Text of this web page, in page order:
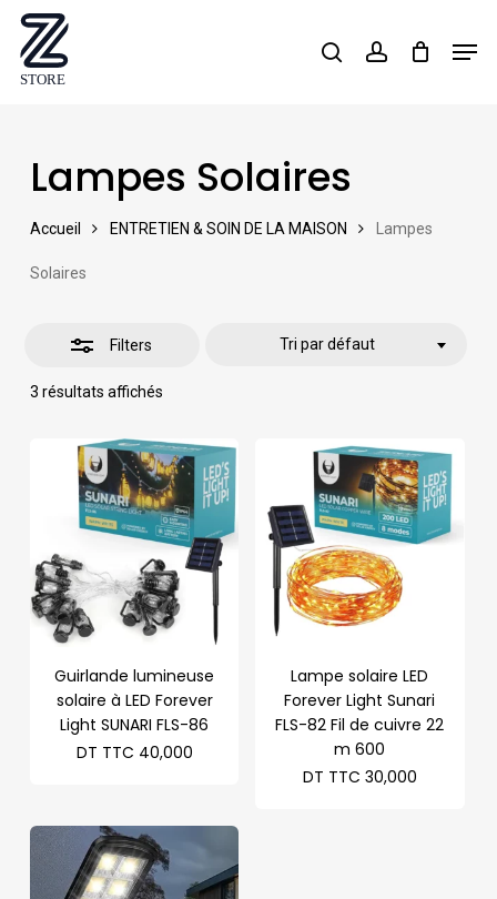
Skip
main
searchaccount
Lampes Solaires
Accueil ENTRETIEN & SOIN DE LA MAISON Lampes
Solaires
Filters
3 résultats affichés
Tri par défaut
Close
Guirlande lumineuse
solaire à LED Forever
Light SUNARI FLS-86
DT TTC 40,000
Lampe solaire LED
Forever Light Sunari
FLS-82 Fil de cuivre 22
m 600
DT TTC 30,000